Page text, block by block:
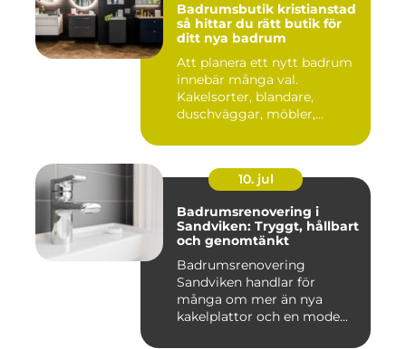
Badrumsbutik kristianstad
så hittar du rätt butik för
ditt nya badrum
Att planera ett nytt badrum
innebär många val.
Kakelsorter, blandare,
duschväggar, möbler,
10. jul
Badrumsrenovering i
Sandviken: Tryggt, hållbart
och genomtänkt
Badrumsrenovering
Sandviken handlar för
många om mer än nya
kakelplattor och en mode...